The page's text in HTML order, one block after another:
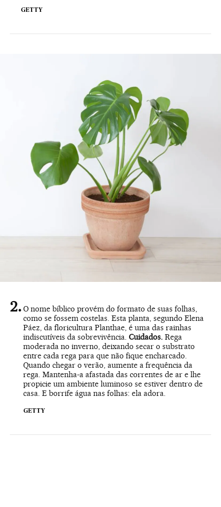
GETTY
O nome bíblico provém do formato de suas folhas,
como se fossem costelas. Esta planta, segundo Elena
Páez, da floricultura Planthae, é uma das rainhas
indiscutíveis da sobrevivência. Cuidados. Rega
moderada no inverno, deixando secar o substrato
entre cada rega para que não fique encharcado.
Quando chegar o verão, aumente a frequência da
rega. Mantenha-a afastada das correntes de ar e lhe
propicie um ambiente luminoso se estiver dentro de
casa. E borrife água nas folhas: ela adora.
GETTY